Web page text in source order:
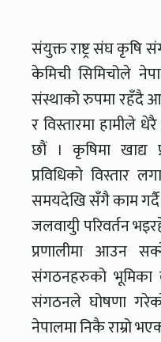
संयुक्त राष्ट्र संघ कृषि
केमिची सिमिचोले
संस्थाको रुपमा रहँदै
र विस्तारमा हामीले
छौं । कृषिमा खाद्य
प्रविधिको विस्तार
समयदेखि सँगै काम
जलवायुी परिवर्तन
प्रणालीमा आउन
संगठनहरुको भूमिका
संगठनले घोषणा
नेपालमा निकै राम्रो